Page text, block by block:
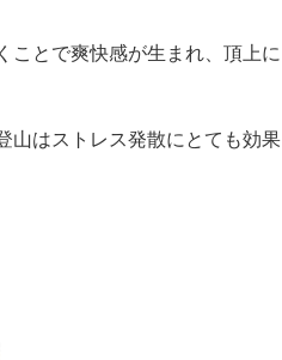
ことで爽快感が生まれ、頂上に
山はストレス発散にとても効果